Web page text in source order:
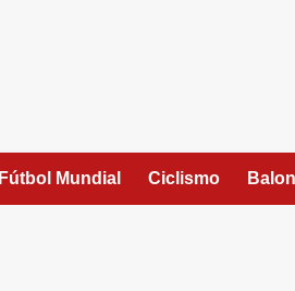
Fútbol Mundial Ciclismo